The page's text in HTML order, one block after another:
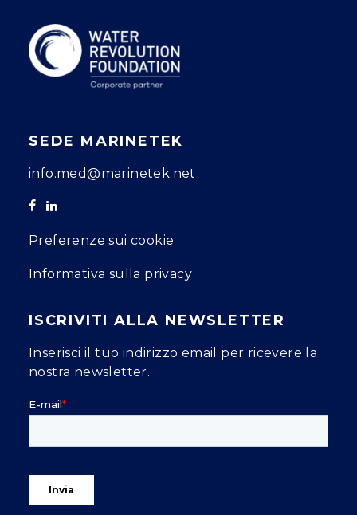
SEDE MARINETEK
info.med@marinetek.net
Preferenze sui cookie
Informativa sulla privacy
ISCRIVITI ALLA NEWSLETTER
Inserisci il tuo indirizzo email per ricevere la
nostra newsletter.